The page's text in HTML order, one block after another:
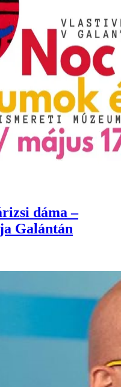
dáma –
Galántán